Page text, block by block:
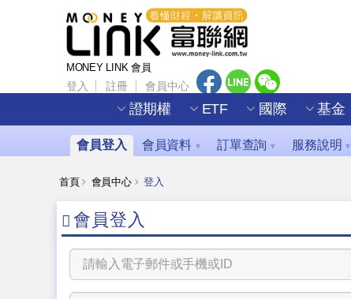
MONEY LINK 會員
登入 註冊 會員中心
證期權 ETF 國際 基金
會員登入 會員資料 ▼ 訂單查詢 ▼ 服務說明 ▼
首頁 會員中心 登入
會員登入